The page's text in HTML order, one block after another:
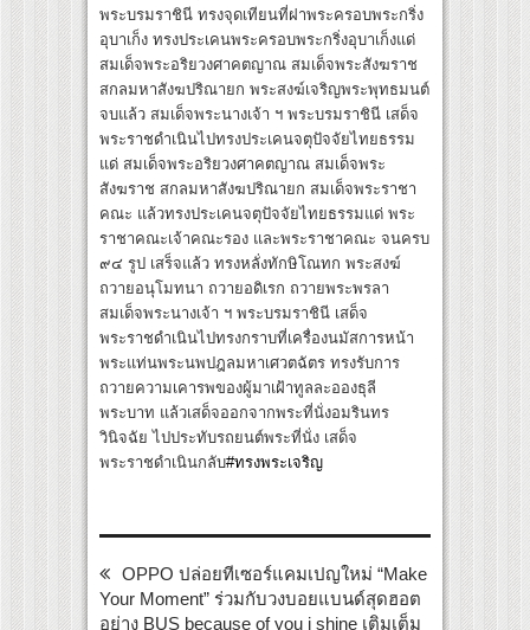
พระบรมราชินี ทรงจุดเทียนที่ฝาพระครอบพระกริ่ง
อุบาเก็ง ทรงประเคนพระครอบพระกริ่งอุบาเก็งแด่
สมเด็จพระอริยวงศาคตญาณ สมเด็จพระสังฆราช
สกลมหาสังฆปริณายก พระสงฆ์เจริญพระพุทธมนต์
จบแล้ว สมเด็จพระนางเจ้า ฯ พระบรมราชินี เสด็จ
พระราชดำเนินไปทรงประเคนจตุปัจจัยไทยธรรม
แด่ สมเด็จพระอริยวงศาคตญาณ สมเด็จพระ
สังฆราช สกลมหาสังฆปริณายก สมเด็จพระราชา
คณะ แล้วทรงประเคนจตุปัจจัยไทยธรรมแด่ พระ
ราชาคณะเจ้าคณะรอง และพระราชาคณะ จนครบ
๙๔ รูป เสร็จแล้ว ทรงหลั่งทักษิโณทก พระสงฆ์
ถวายอนุโมทนา ถวายอดิเรก ถวายพระพรลา
สมเด็จพระนางเจ้า ฯ พระบรมราชินี เสด็จ
พระราชดำเนินไปทรงกราบที่เครื่องนมัสการหน้า
พระแท่นพระนพปฎลมหาเศวตฉัตร ทรงรับการ
ถวายความเคารพของผู้มาเฝ้าทูลละอองธุลี
พระบาท แล้วเสด็จออกจากพระที่นั่งอมรินทร
วินิจฉัย ไปประทับรถยนต์พระที่นั่ง เสด็จ
พระราชดำเนินกลับ#ทรงพระเจริญ
OPPO ปล่อยทีเซอร์แคมเปญใหม่ “Make
Your Moment” ร่วมกับวงบอยแบนด์สุดฮอต
อย่าง BUS because of you i shine เติมเต็ม